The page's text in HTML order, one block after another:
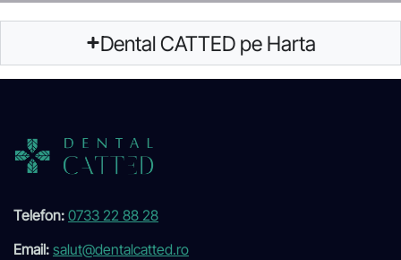
Dental CATTED pe Harta
Telefon:0733 22 88 28
Email:salut@dentalcatted.ro